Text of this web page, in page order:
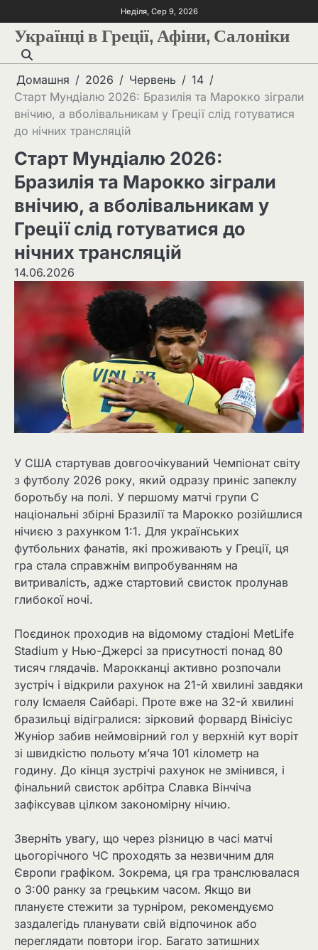
Неділя, Сер 9, 2026
Українці в Греції, Афіни, Салоніки
Домашня 2026 Червень
14
Старт Мундіалю 2026: Бразилія та Марокко зіграли
внічию, а вболівальникам у Греції слід готуватися
до нічних трансляцій
Старт Мундіалю 2026:
Бразилія та Марокко зіграли
внічию, а вболівальникам у
Греції слід готуватися до
нічних трансляцій
14.06.2026
У США стартував довгоочікуваний Чемпіонат світу
з футболу 2026 року, який одразу приніс запеклу
боротьбу на полі. У першому матчі групи С
національні збірні Бразилії та Марокко розійшлися
нічиєю з рахунком 1:1. Для українських
футбольних фанатів, які проживають у Греції, ця
гра стала справжнім випробуванням на
витривалість, адже стартовий свисток пролунав
глибокої ночі.
Поєдинок проходив на відомому стадіоні MetLife
Stadium у Нью-Джерсі за присутності понад 80
тисяч глядачів. Марокканці активно розпочали
зустріч і відкрили рахунок на 21-й хвилині завдяки
голу Ісмаеля Сайбарі. Проте вже на 32-й хвилині
бразильці відігралися: зірковий форвард Вінісіус
Жуніор забив неймовірний гол у верхній кут воріт
зі швидкістю польоту м’яча 101 кілометр на
годину. До кінця зустрічі рахунок не змінився, і
фінальний свисток арбітра Славка Вінчіча
зафіксував цілком закономірну нічию.
Зверніть увагу, що через різницю в часі матчі
цьогорічного ЧС проходять за незвичним для
Європи графіком. Зокрема, ця гра транслювалася
о 3:00 ранку за грецьким часом. Якщо ви
плануєте стежити за турніром, рекомендуємо
заздалегідь планувати свій відпочинок або
переглядати повтори ігор. Багато затишних